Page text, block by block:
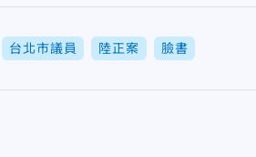
台北市議員 陸正案 臉書